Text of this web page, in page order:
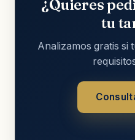
¿Quieres
tu
Analizamos gratis si